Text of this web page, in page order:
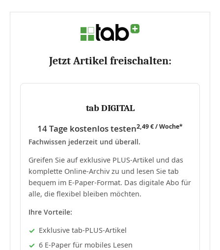
Jetzt Artikel freischalten:
tab DIGITAL
14 Tage kostenlos testen2,49 € / Woche*
Fachwissen jederzeit und überall.
Greifen Sie auf exklusive PLUS-Artikel und das
komplette Online-Archiv zu und lesen Sie tab
bequem im E-Paper-Format. Das digitale Abo für
alle, die flexibel bleiben möchten.
Ihre Vorteile:
Exklusive tab-PLUS-Artikel
6 E-Paper für mobiles Lesen